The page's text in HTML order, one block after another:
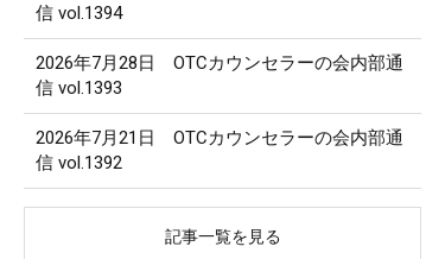
信 vol.1394
2026年7月28日 OTCカウンセラーの会内部通
信 vol.1393
2026年7月21日 OTCカウンセラーの会内部通
信 vol.1392
記事一覧を見る